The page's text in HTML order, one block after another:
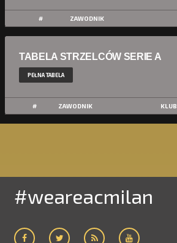
# ZAWODNIK
TABELA STRZELCÓW SERIE A
PEŁNA TABELA
# ZAWODNIK KLUB
#weareacmilan